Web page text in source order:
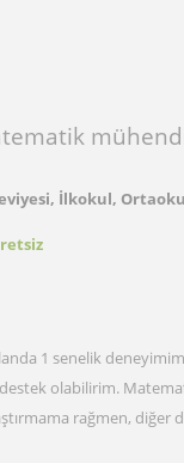
İlkokul,
1 senelik
olabilirim.
rağmen, diğer